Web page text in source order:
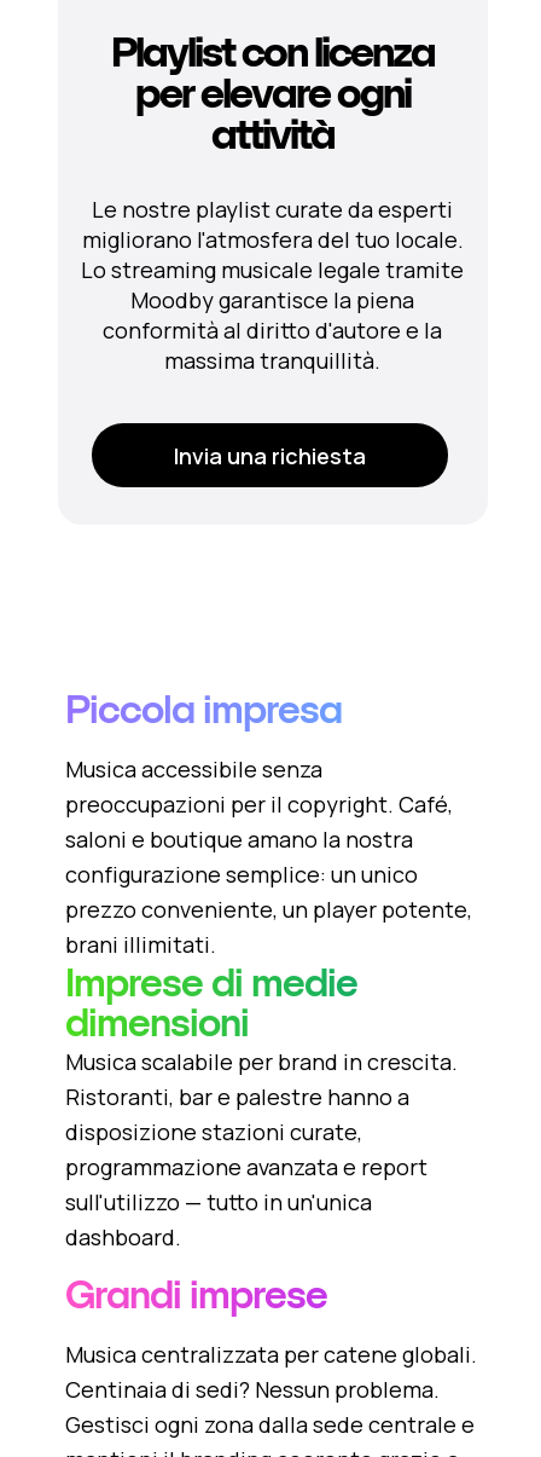
Invia una richiesta
Le nostre playlist curate da esperti
migliorano l'atmosfera del tuo locale.
Lo streaming musicale legale tramite
Moodby garantisce la piena
conformità al diritto d'autore e la
massima tranquillità.
Playlist con licenza
per elevare ogni
attività
Piccola impresa
Musica accessibile senza
preoccupazioni per il copyright. Café,
saloni e boutique amano la nostra
configurazione semplice: un unico
prezzo conveniente, un player potente,
brani illimitati.
Imprese di medie
dimensioni
Musica scalabile per brand in crescita.
Ristoranti, bar e palestre hanno a
disposizione stazioni curate,
programmazione avanzata e report
sull'utilizzo — tutto in un'unica
dashboard.
Grandi imprese
Musica centralizzata per catene globali.
Centinaia di sedi? Nessun problema.
Gestisci ogni zona dalla sede centrale e